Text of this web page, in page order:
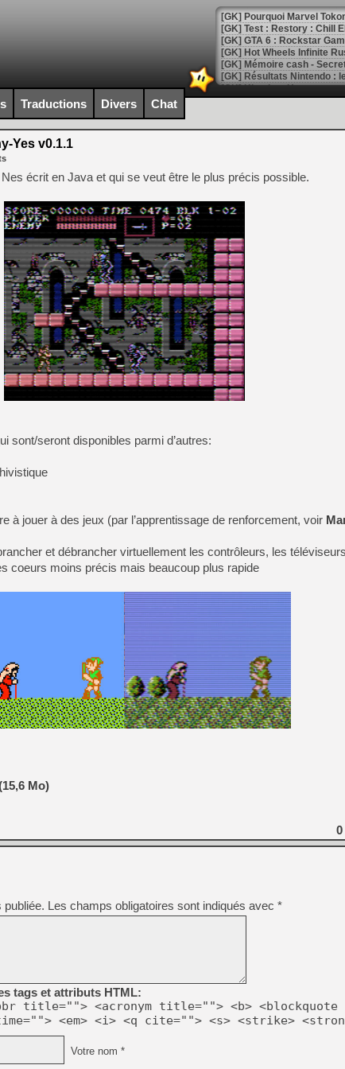
[GK] Pourquoi Marvel
[GK] Test : Restory : Chill
[GK] GTA 6 : Rockstar
[GK] Hot Wheels Infinite
[GK] Mémoire cash -
[GK] Résultats Nintendo :
[GK] Déjà des
[Mo5] Brickboy cherche à
[GK] Minecraft et ses «
[GK] Beast of
[GK] Ubisoft : fin de partie
[GK] Mémoire cash -
[GK] Dan Houser (GTA)
[GK] Comment EA Sports
[GK] Crimson Moon : un
[GK] Isle of Reveries : le
[GK] Moonlighter 2 : The
[GK] Capcom relance
[Mo5] Deux inédits du
[GK] Le beat'em up The
[GK] Endless Legend 2 :
[LS] [PS5] Le WebKit
[GK] Oubliez Crazy Taxi,
[LS] [Switch] NSZ 5.0.0
[GK] No More Room in
[GK] Un chatbot Atelier
[GK] Mémoire cash -
[GK] Nvidia : le prix des
[GK] Suikoden Star Leap :
[Mo5] La mini borne
Traductions Divers Chat
Yes v0.1.1
Nes écrit en Java et qui se veut être le plus précis possible.
sont/seront disponibles parmi d’autres:
à jouer à des jeux (par l’apprentissage de renforcement, voir
et débrancher virtuellement les contrôleurs, les
coeurs moins précis mais beaucoup plus rapide
Mo)
0
publiée. Les champs obligatoires sont indiqués avec *
tags et attributs HTML:
title=""> <acronym title=""> <b> <blockquote
<em> <i> <q cite=""> <s> <strike>
Votre nom *